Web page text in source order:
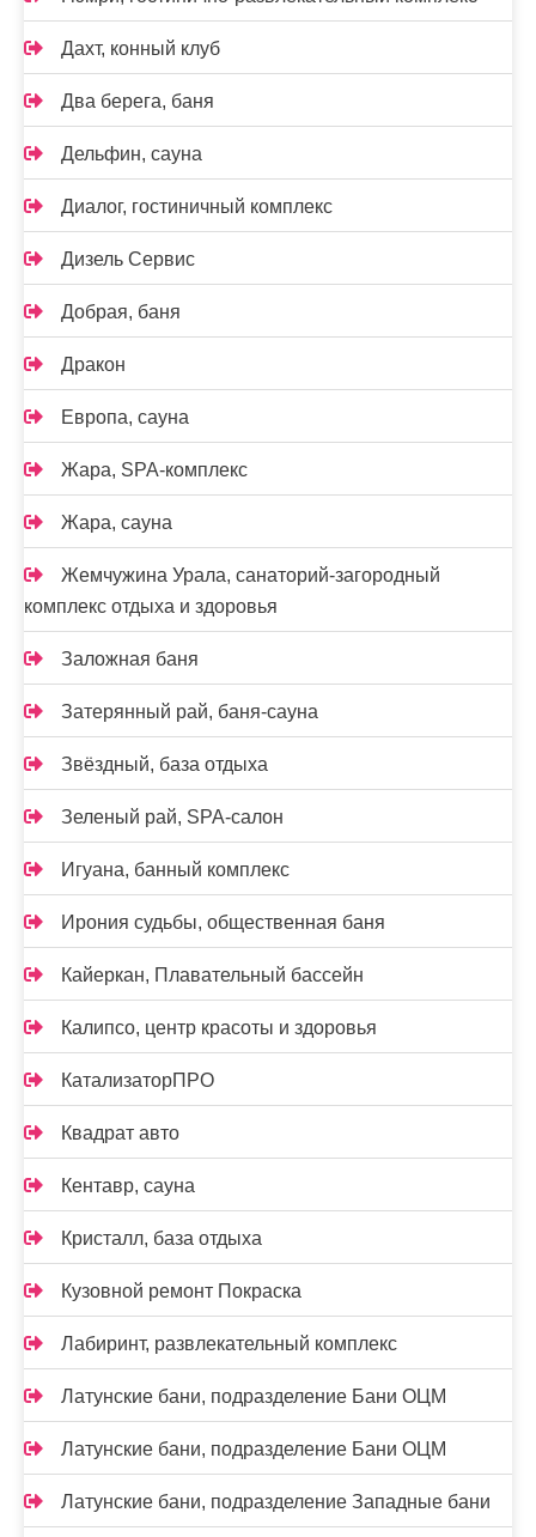
Дахт, конный клуб
Два берега, баня
Дельфин, сауна
Диалог, гостиничный комплекс
Дизель Сервис
Добрая, баня
Дракон
Европа, сауна
Жара, SPA-комплекс
Жара, сауна
Жемчужина Урала, санаторий-загородный
комплекс отдыха и здоровья
Заложная баня
Затерянный рай, баня-сауна
Звёздный, база отдыха
Зеленый рай, SPA-салон
Игуана, банный комплекс
Ирония судьбы, общественная баня
Кайеркан, Плавательный бассейн
Калипсо, центр красоты и здоровья
КатализаторПРО
Квадрат авто
Кентавр, сауна
Кристалл, база отдыха
Кузовной ремонт Покраска
Лабиринт, развлекательный комплекс
Латунские бани, подразделение Бани ОЦМ
Латунские бани, подразделение Бани ОЦМ
Латунские бани, подразделение Западные бани